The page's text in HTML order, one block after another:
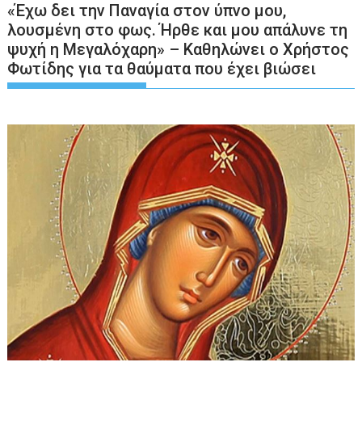
«Έχω δει την Παναγία στον ύπνο μου,
λουσμένη στο φως. Ήρθε και μου απάλυνε τη
ψυχή η Μεγαλόχαρη» – Καθηλώνει ο Χρήστος
Φωτίδης για τα θαύματα που έχει βιώσει